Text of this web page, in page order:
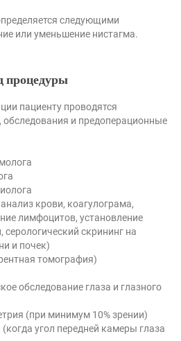
следующими
или уменьшение нистагма.
процедуры
пациенту проводятся
и предоперационные
крови, коагулограма,
лимфоцитов, установление
серологический скрининг на
и почек)
томография)
обследование глаза и глазного
(при минимум 10% зрении)
угол передней камеры глаза